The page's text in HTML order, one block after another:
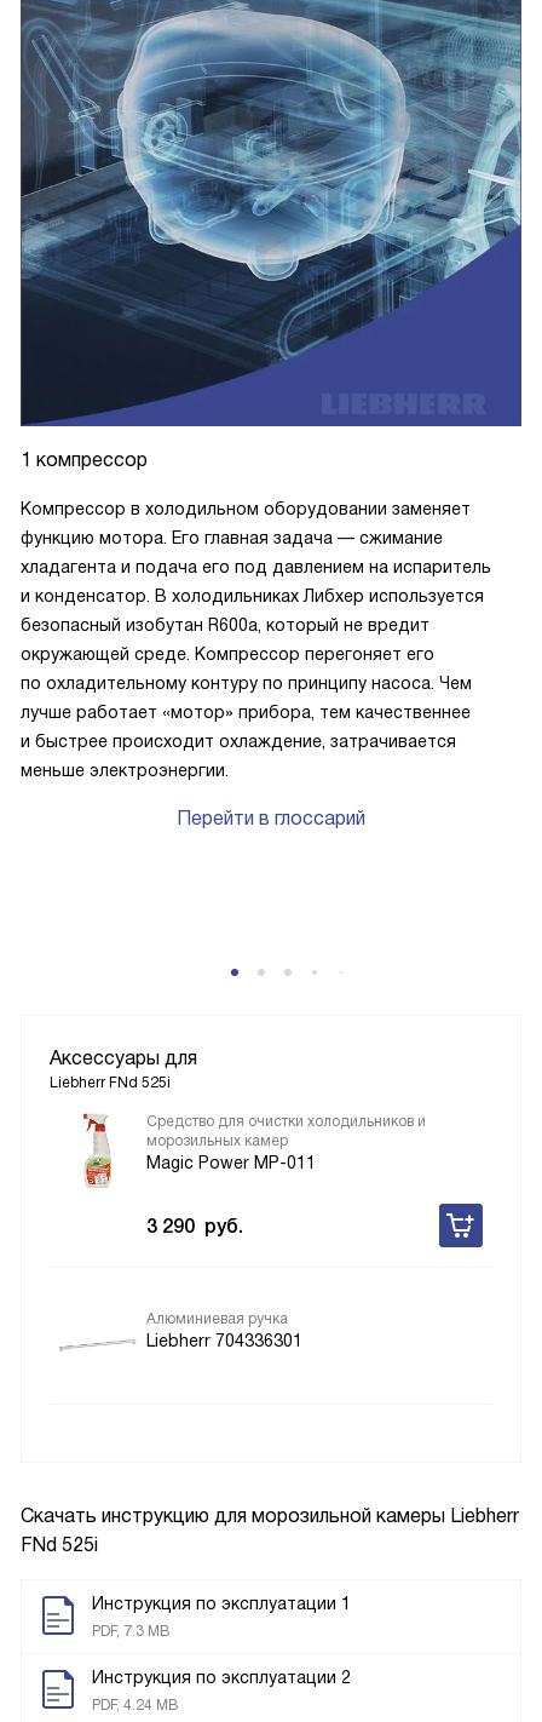
Скачать инструкцию для морозильной камеры Liebherr
FNd 525i
Инструкция по эксплуатации 1
PDF, 7.3 MB
Инструкция по эксплуатации 2
PDF, 4.24 MB
1 компрессор
Компрессор в холодильном оборудовании заменяет
функцию мотора. Его главная задача — сжимание
хладагента и подача его под давлением на испаритель
и конденсатор. В холодильниках Либхер используется
безопасный изобутан R600a, который не вредит
окружающей среде. Компрессор перегоняет его
по охладительному контуру по принципу насоса. Чем
лучше работает «мотор» прибора, тем качественнее
и быстрее происходит охлаждение, затрачивается
меньше электроэнергии.
Перейти в глоссарий
Аксессуары для
Liebherr FNd 525i
Средство для очистки холодильников и
морозильных камер
Magic Power MP-011
3 290 руб.
Алюминиевая ручка
Liebherr 704336301